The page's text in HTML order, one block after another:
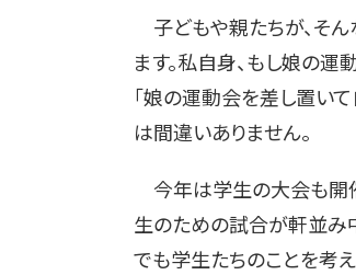
子どもや親たちが、そん
ます。私自身、もし娘の
「娘の運動会を差し置い
は間違いありません。
今年は学生の大会も開
生のための試合が軒並み
でも学生たちのことを考